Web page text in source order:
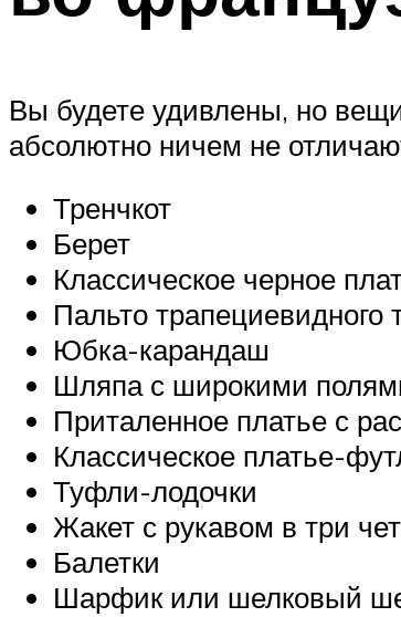
Вы будете удивлены, но
абсолютно ничем не
Тренчкот
Берет
Классическое черное
Пальто трапециевидного
Юбка-карандаш
Шляпа с широкими
Приталенное платье с
Классическое платье-
Туфли-лодочки
Жакет с рукавом в три
Балетки
Шарфик или шелковый